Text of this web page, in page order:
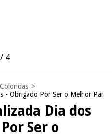
/ 4
Coloridas >
- Obrigado Por Ser o Melhor Pai
Dia dos
Ser o